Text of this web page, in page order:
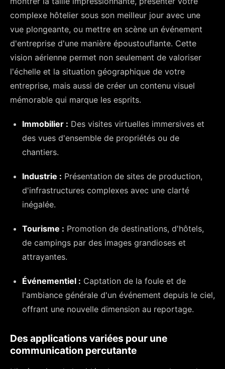
complexe hôtelier sous son meilleur jour avec une
vue plongeante, ou mettre en scène un événement
d'entreprise d'une manière époustouflante. Cette
vision aérienne permet non seulement de valoriser
l'échelle et la situation géographique de votre
entreprise, mais aussi de créer un contenu visuel
mémorable qui marque les esprits.
Immobilier : Des visites virtuelles immersives et
des vues d'ensemble de propriétés ou de
chantiers.
Industrie : Présentation de sites de production,
d'infrastructures complexes avec une clarté
inégalée.
Tourisme : Promotion de destinations, d'hôtels,
de campings par des images grandioses et
attrayantes.
Événementiel : Captation de la foule et de
l'ambiance générale d'un événement depuis le ciel,
offrant une nouvelle dimension au reportage.
Des applications variées pour une
communication percutante